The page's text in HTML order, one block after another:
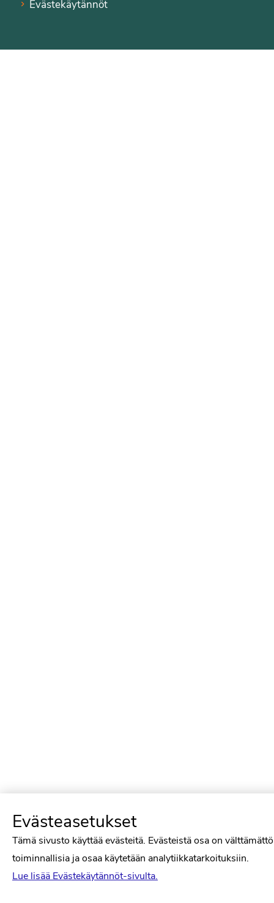
Evästekäytännöt
Evästeasetukset
Tämä sivusto käyttää evästeitä. Evästeistä osa on
toiminnallisia ja osaa käytetään analytiikkatarkoituksiin.
Lue lisää Evästekäytännöt-sivulta.